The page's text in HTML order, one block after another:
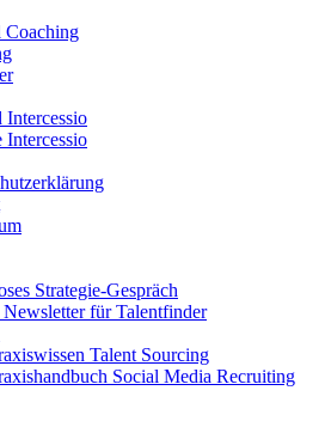
Coaching
Intercessio
Intercessio
Strategie-Gespräch
für Talentfinder
Talent Sourcing
Social Media Recruiting